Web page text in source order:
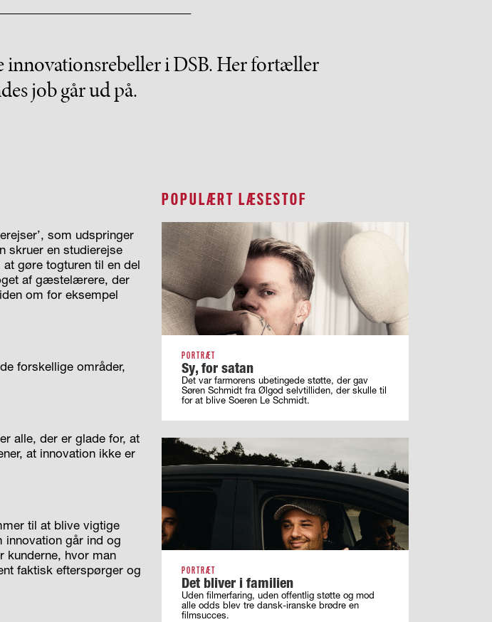
innovationsrebeller i DSB. Her fortæller
job går ud på.
som udspringer
skruer en studierejse
gøre togturen til en del
af gæstelærere, der
om for eksempel
forskellige områder,
alle, der er glade for, at
at innovation ikke er
til at blive vigtige
innovation går ind og
kunderne, hvor man
faktisk efterspørger og
POPULÆRT LÆSESTOF
PORTRÆT
Sy, for satan
Det var farmorens ubetingede støtte, der gav
Søren Schmidt fra Ølgod selvtilliden, der skulle til
for at blive Soeren Le Schmidt.
PORTRÆT
Det bliver i familien
Uden filmerfaring, uden offentlig støtte og mod
alle odds blev tre dansk-iranske brødre en
filmsucces.